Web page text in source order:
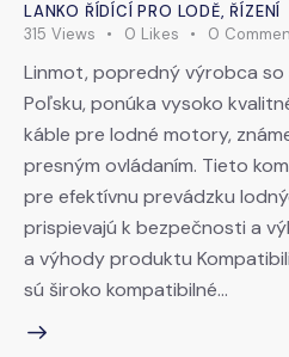
LANKO ŘÍDÍCÍ PRO LODĚ, ŘÍZENÍ
315 Views 0 Likes 0
Linmot, popredný výrobca
Poľsku, ponúka vysoko
káble pre lodné motory,
presným ovládaním. Tieto
pre efektívnu prevádzku
prispievajú k bezpečnosti a
a výhody produktu
sú široko kompatibilné…